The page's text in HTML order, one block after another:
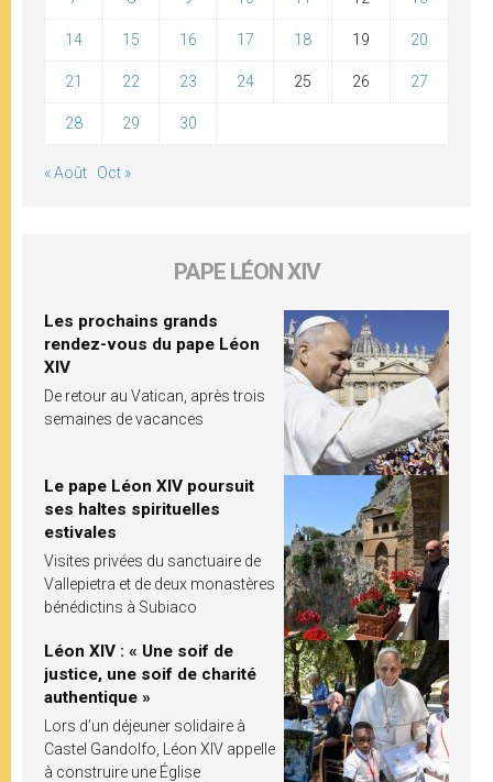
14 15 16 17 18 19 20
21 22 23 24 25 26 27
28 29 30
« Août Oct »
PAPE LÉON XIV
Les prochains grands
rendez-vous du pape Léon
XIV
De retour au Vatican, après trois
semaines de vacances
Le pape Léon XIV poursuit
ses haltes spirituelles
estivales
Visites privées du sanctuaire de
Vallepietra et de deux monastères
bénédictins à Subiaco
Léon XIV : « Une soif de
justice, une soif de charité
authentique »
Lors d’un déjeuner solidaire à
Castel Gandolfo, Léon XIV appelle
à construire une Église